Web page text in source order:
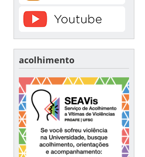
acolhimento